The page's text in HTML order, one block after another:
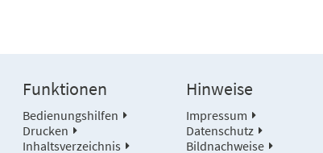
Funktionen
Bedienungshilfen
Drucken
Inhaltsverzeichnis
Hinweise
Impressum
Datenschutz
Bildnachweise